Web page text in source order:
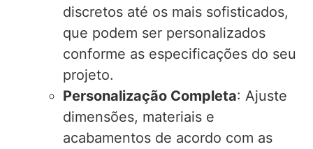
discretos até os mais sofisticados,
que podem ser personalizados
conforme as especificações do seu
projeto.
Personalização Completa: Ajuste
dimensões, materiais e
acabamentos de acordo com as